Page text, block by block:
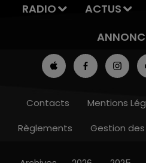
RADIO ACTUS
Contacts Mentions
Règlements
Gestion